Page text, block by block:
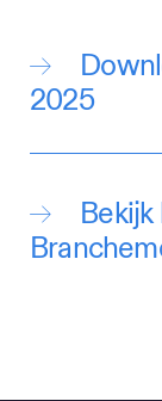
2025